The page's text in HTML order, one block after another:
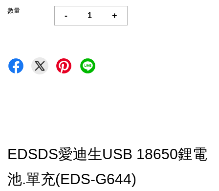
數量
- +
EDSDS愛迪生USB 18650鋰電
池.單充(EDS-G644)